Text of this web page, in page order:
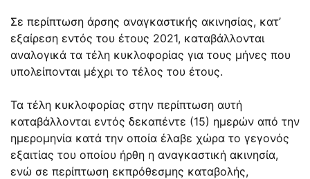
Σε περίπτωση άρσης αναγκαστικής ακινησίας, κατ’
εξαίρεση εντός του έτους 2021, καταβάλλονται
αναλογικά τα τέλη κυκλοφορίας για τους μήνες που
υπολείπονται μέχρι το τέλος του έτους.
Τα τέλη κυκλοφορίας στην περίπτωση αυτή
καταβάλλονται εντός δεκαπέντε (15) ημερών από την
ημερομηνία κατά την οποία έλαβε χώρα το γεγονός
εξαιτίας του οποίου ήρθη η αναγκαστική ακινησία,
ενώ σε περίπτωση εκπρόθεσμης καταβολής,